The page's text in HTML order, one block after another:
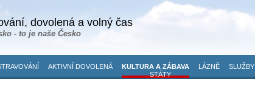
dovolená a volný čas
- to je naše Česko
AKTIVNÍ DOVOLENÁ KULTURA A ZÁBAVA LÁZNĚ SLUŽBY
STÁTY